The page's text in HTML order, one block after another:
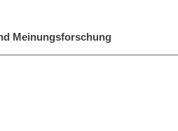
Meinungsforschung